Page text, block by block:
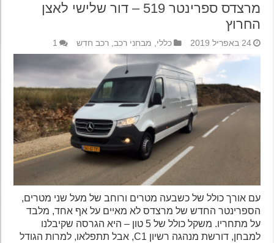
מרצדס ספרינטר 519 – דור שלישי לאצן
החרוץ
24 באפריל 2019 כללי,מבחני רכב,רכב חדש 1
עם אורך כולל של כשבעה מטרים ורוחב של מעל שני מטרים,
הספרינטר החדש של מרצדס לא מאיים על אף אחד, מלבד
על מתחריו. משקל כולל של 5 טון – היא הגרסה שקיבלנו
למבחן, דורשת מנהגה רשיון C1, אבל תתפלאו, למרות הגודל